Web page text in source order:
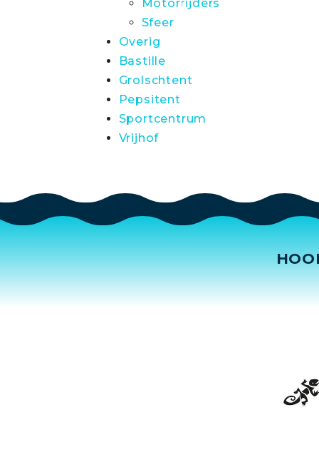
Motorrijders
Sfeer
Overig
Bastille
Grolschtent
Pepsitent
Sportcentrum
Vrijhof